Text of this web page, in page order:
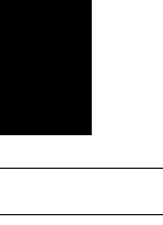
final da
feminino